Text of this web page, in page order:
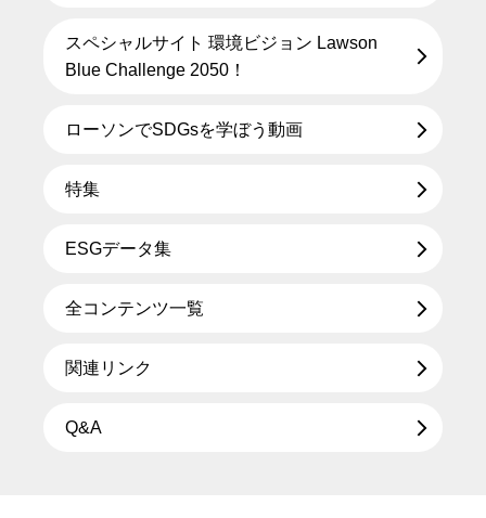
スペシャルサイト 環境ビジョン Lawson
Blue Challenge 2050！
ローソンでSDGsを学ぼう動画
特集
ESGデータ集
全コンテンツ一覧
関連リンク
Q&A